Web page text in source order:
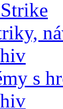
s